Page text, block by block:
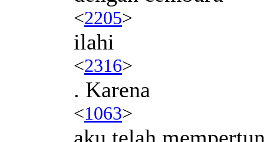
<2205>
ilahi
<2316>
. Karena
<1063>